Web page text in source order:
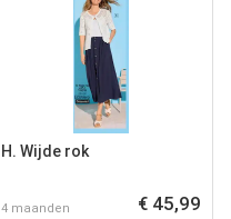
H. Wijde rok
4 maanden € 45,99